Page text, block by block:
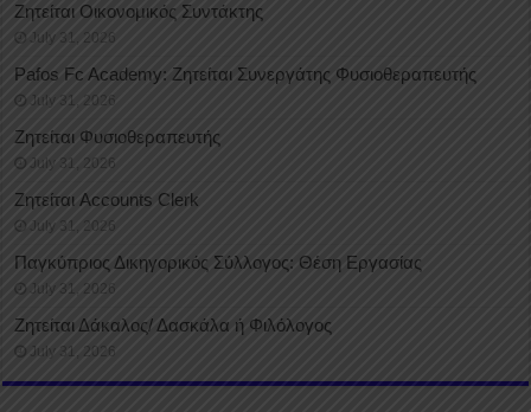
Ζητείται Οικονομικός Συντάκτης
July 31, 2026
Pafos Fc Academy: Ζητείται Συνεργάτης Φυσιοθεραπευτής
July 31, 2026
Ζητείται Φυσιοθεραπευτής
July 31, 2026
Ζητείται Accounts Clerk
July 31, 2026
Παγκύπριος Δικηγορικός Σύλλογος: Θέση Εργασίας
July 31, 2026
Ζητείται Δάκαλος/ Δασκάλα ή Φιλόλογος
July 31, 2026